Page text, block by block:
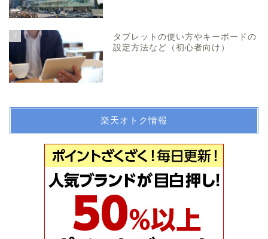
7
タブレットの使い方やキーボードの
設定方法など（初心者向け）
楽天オトク情報